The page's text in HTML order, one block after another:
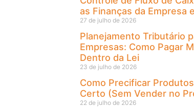
as Finanças da Empresa
27 de julho de 2026
Planejamento Tributário
Empresas: Como Pagar
Dentro da Lei
23 de julho de 2026
Como Precificar
Certo (Sem Vender no
22 de julho de 2026